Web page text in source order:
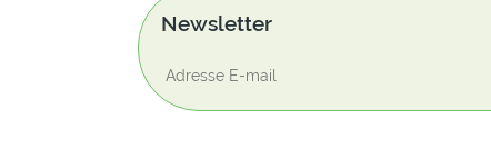
Newsletter